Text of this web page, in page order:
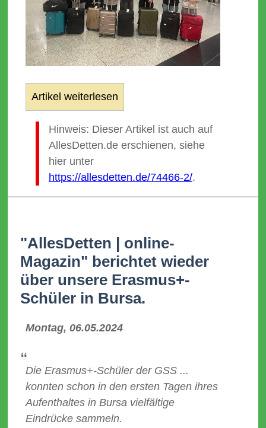
Artikel weiterlesen
Hinweis: Dieser Artikel ist auch auf
AllesDetten.de erschienen, siehe
hier unter
https://allesdetten.de/74466-2/.
"AllesDetten | online-
Magazin" berichtet wieder
über unsere Erasmus+-
Schüler in Bursa.
Montag, 06.05.2024
Die Erasmus+-Schüler der GSS ...
konnten schon in den ersten Tagen ihres
Aufenthaltes in Bursa vielfältige
Eindrücke sammeln.